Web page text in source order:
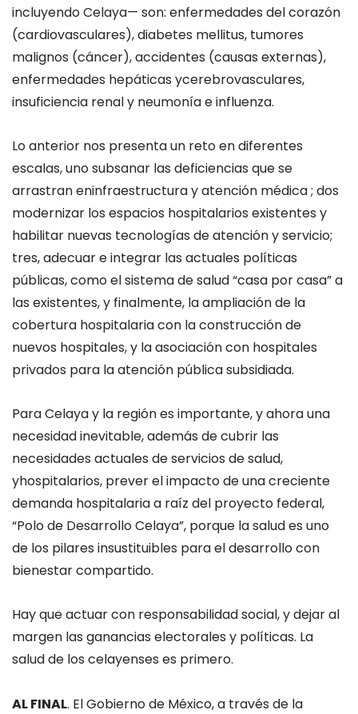
incluyendo Celaya— son: enfermedades delcorazón
(cardiovasculares), diabetes mellitus, tumores
malignos (cáncer), accidentes (causas externas),
enfermedades hepáticas ycerebrovasculares,
insuficiencia renaly neumonía e influenza.
Lo anterior nos presenta un reto en diferentes
escalas, uno subsanar las deficiencias que se
arrastraneninfraestructura yatención médica; dos
modernizar los espacios hospitalarios existentes y
habilitar nuevas tecnologías deatención y servicio;
tres,adecuar e integrar las actuales políticas
públicas, como el sistema de salud “casa por casa”a
las existentes,y finalmente, la ampliación de la
cobertura hospitalaria con la construcción de
nuevos hospitales, y la asociación con hospitales
privados para la atención públicasubsidiada.
Para Celaya y la región es importante, y ahora una
necesidad inevitable,además decubrir las
necesidades actuales de servicios de salud,
yhospitalarios, prever el impacto de una creciente
demanda hospitalaria a raíz del proyecto federal,
“Polo de DesarrolloCelaya”, porque la saludes uno
de los pilares insustituibles parael desarrollo con
bienestar compartido.
Hay que actuar con responsabilidadsocial, y dejar al
margen las ganancias electorales y políticas. La
salud de los celayenses es primero.
AL FINAL. El Gobierno de México, a través de la